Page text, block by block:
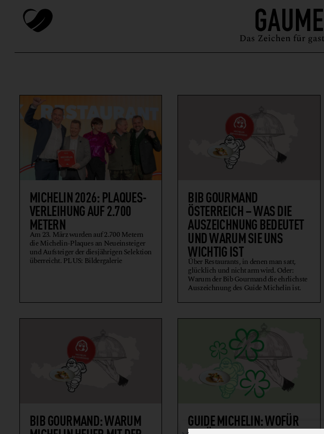
MAGAZIN GUIDE PODCAST
MICHELIN 2026: PLAQUES-
VERLEIHUNG AUF 2.700
METERN
Am 23. März wurden auf 2.700 Metern
die Michelin-Plaques an Neueinsteiger
und Aufsteiger der diesjährigen Selektion
überreicht. PLUS: Bildergalerie
BIB GOURMAND
ÖSTERREICH – WAS DIE
AUSZEICHNUNG BEDEUTET
UND WARUM SIE UNS
WICHTIG IST
Über Restaurants, in denen man satt,
glücklich und nicht arm wird. Oder:
Warum der Bib Gourmand die ehrlichste
Auszeichnung des Guide Michelin ist.
BIB GOURMAND: WARUM GUIDE MICHELIN: WOFÜR